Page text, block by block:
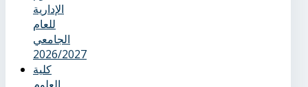
الإدارية
للعام
الجامعي
2026/2027
كلية